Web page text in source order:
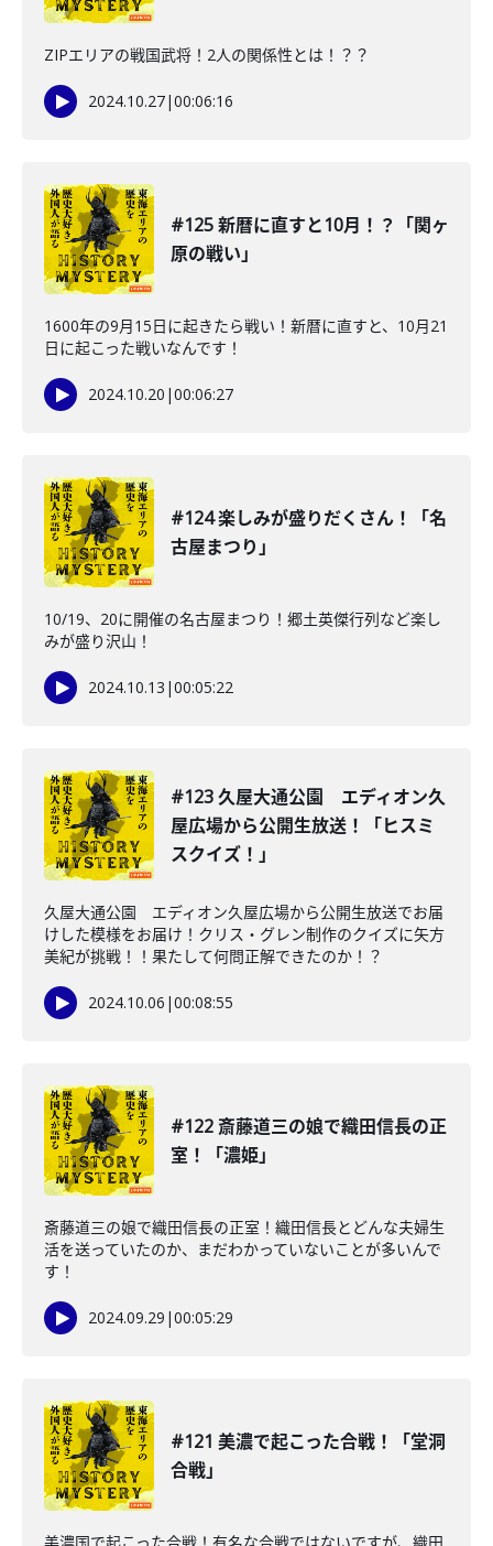
ZIPエリアの戦国武将！2人の関係性とは！？？
2024.10.27|00:06:16
#125 新暦に直すと10月！？「関ヶ
原の戦い」
1600年の9月15日に起きたら戦い！新暦に直すと、10月21
日に起こった戦いなんです！
2024.10.20 |00:06:27
#124 楽しみが盛りだくさん！「名
古屋まつり」
10/19、20に開催の名古屋まつり！郷土英傑行列など楽し
みが盛り沢山！
2024.10.13 |00:05:22
#123 久屋大通公園 エディオン久
屋広場から公開生放送！「ヒスミ
スクイズ！」
久屋大通公園 エディオン久屋広場から公開生放送でお届
けした模様をお届け！クリス・グレン制作のクイズに矢方
美紀が挑戦！！果たして何問正解できたのか！？
2024.10.06 |00:08:55
#122 斎藤道三の娘で織田信長の正
室！「濃姫」
斎藤道三の娘で織田信長の正室！織田信長とどんな夫婦生
活を送っていたのか、まだわかっていないことが多いんで
す！
2024.09.29 |00:05:29
#121 美濃で起こった合戦！「堂洞
合戦」